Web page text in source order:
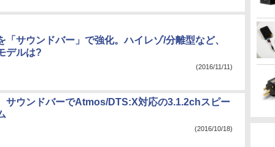
「サウンドバー」で強化。ハイレゾ/分離型など、
デルは?
(2016/11/11)
サウンドバーでAtmos/DTS:X対応の3.1.2chスピー
(2016/10/18)